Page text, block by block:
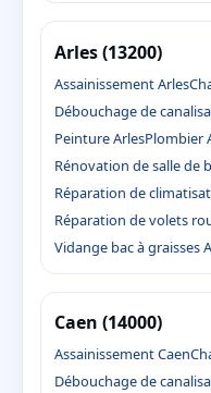
Arles (13200)
Assainissement Arles
Débouchage de
Peinture ArlesPlombier
Rénovation de salle de
Réparation de
Réparation de volets
Vidange bac à graisses
Caen (14000)
Assainissement Caen
Débouchage de